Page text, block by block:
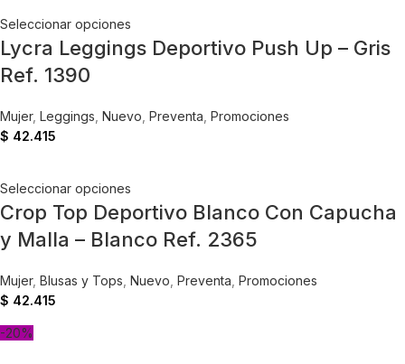
Seleccionar opciones
Lycra Leggings Deportivo Push Up – Gris
Ref. 1390
Mujer, Leggings Nuevo Preventa Promociones
$ 42.415
Seleccionar opciones
Crop Top Deportivo Blanco Con Capucha
y Malla – Blanco Ref. 2365
Mujer, Blusas y Tops Nuevo Preventa Promociones
$ 42.415
-20%